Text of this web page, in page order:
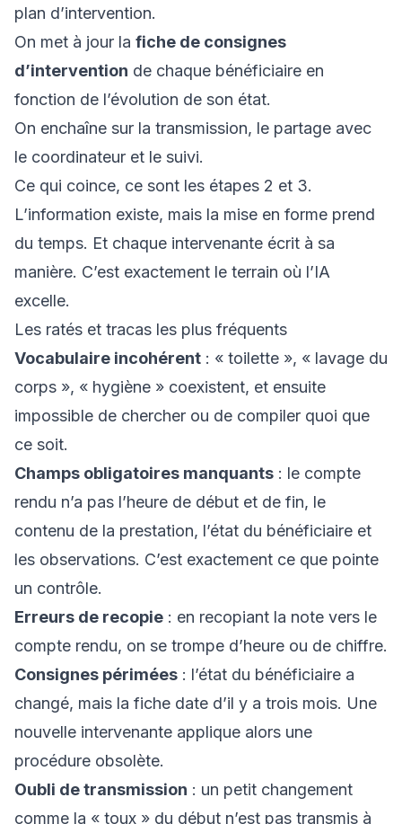
plan d’intervention.
On met à jour la fiche de consignes
d’intervention de chaque bénéficiaire en
fonction de l’évolution de son état.
On enchaîne sur la transmission, le partage avec
le coordinateur et le suivi.
Ce qui coince, ce sont les étapes 2 et 3.
L’information existe, mais la mise en forme prend
du temps. Et chaque intervenante écrit à sa
manière. C’est exactement le terrain où l’IA
excelle.
Les ratés et tracas les plus fréquents
Vocabulaire incohérent : « toilette », « lavage du
corps », « hygiène » coexistent, et ensuite
impossible de chercher ou de compiler quoi que
ce soit.
Champs obligatoires manquants : le compte
rendu n’a pas l’heure de début et de fin, le
contenu de la prestation, l’état du bénéficiaire et
les observations. C’est exactement ce que pointe
un contrôle.
Erreurs de recopie : en recopiant la note vers le
compte rendu, on se trompe d’heure ou de chiffre.
Consignes périmées : l’état du bénéficiaire a
changé, mais la fiche date d’il y a trois mois. Une
nouvelle intervenante applique alors une
procédure obsolète.
Oubli de transmission : un petit changement
comme la « toux » du début n’est pas transmis à